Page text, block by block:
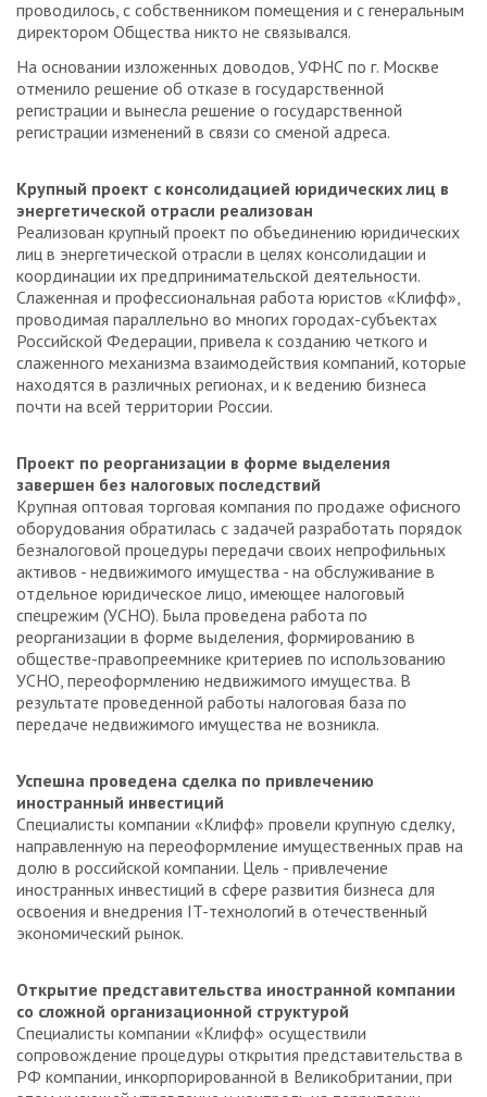
проводилось, с собственником помещения и с генеральным
директором Общества никто не связывался.
На основании изложенных доводов, УФНС по г. Москве
отменило решение об отказе в государственной
регистрации и вынесла решение о государственной
регистрации изменений в связи со сменой адреса.
Крупный проект с консолидацией юридических лиц в
энергетической отрасли реализован
Реализован крупный проект по объединению юридических
лиц в энергетической отрасли в целях консолидации и
координации их предпринимательской деятельности.
Слаженная и профессиональная работа юристов «Клифф»,
проводимая параллельно во многих городах-субъектах
Российской Федерации, привела к созданию четкого и
слаженного механизма взаимодействия компаний, которые
находятся в различных регионах, и к ведению бизнеса
почти на всей территории России.
Проект по реорганизации в форме выделения
завершен без налоговых последствий
Крупная оптовая торговая компания по продаже офисного
оборудования обратилась с задачей разработать порядок
безналоговой процедуры передачи своих непрофильных
активов - недвижимого имущества - на обслуживание в
отдельное юридическое лицо, имеющее налоговый
спецрежим (УСНО). Была проведена работа по
реорганизации в форме выделения, формированию в
обществе-правопреемнике критериев по использованию
УСНО, переоформлению недвижимого имущества. В
результате проведенной работы налоговая база по
передаче недвижимого имущества не возникла.
Успешна проведена сделка по привлечению
иностранный инвестиций
Специалисты компании «Клифф» провели крупную сделку,
направленную на переоформление имущественных прав на
долю в российской компании. Цель - привлечение
иностранных инвестиций в сфере развития бизнеса для
освоения и внедрения IT-технологий в отечественный
экономический рынок.
Открытие представительства иностранной компании
со сложной организационной структурой
Специалисты компании «Клифф» осуществили
сопровождение процедуры открытия представительства в
РФ компании, инкорпорированной в Великобритании, при